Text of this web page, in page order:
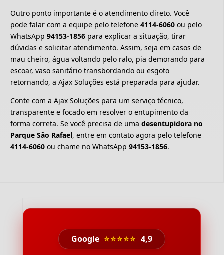
Outro ponto importante é o atendimento direto. Você
pode falar com a equipe pelo telefone 4114-6060 ou pelo
WhatsApp 94153-1856 para explicar a situação, tirar
dúvidas e solicitar atendimento. Assim, seja em casos de
mau cheiro, água voltando pelo ralo, pia demorando para
escoar, vaso sanitário transbordando ou esgoto
retornando, a Ajax Soluções está preparada para ajudar.
Conte com a Ajax Soluções para um serviço técnico,
transparente e focado em resolver o entupimento da
forma correta. Se você precisa de uma desentupidora no
Parque São Rafael, entre em contato agora pelo telefone
4114-6060 ou chame no WhatsApp 94153-1856.
Google ⭐⭐⭐⭐⭐ 4,9